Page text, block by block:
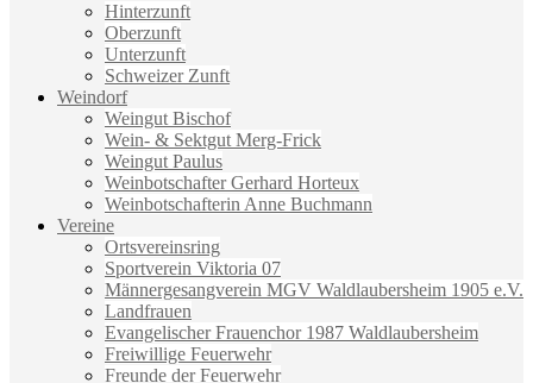
Hinterzunft
Oberzunft
Unterzunft
Schweizer Zunft
Weindorf
Weingut Bischof
Wein- & Sektgut Merg-Frick
Weingut Paulus
Weinbotschafter Gerhard Horteux
Weinbotschafterin Anne Buchmann
Vereine
Ortsvereinsring
Sportverein Viktoria 07
Männergesangverein MGV Waldlaubersheim 1905 e.V.
Landfrauen
Evangelischer Frauenchor 1987 Waldlaubersheim
Freiwillige Feuerwehr
Freunde der Feuerwehr